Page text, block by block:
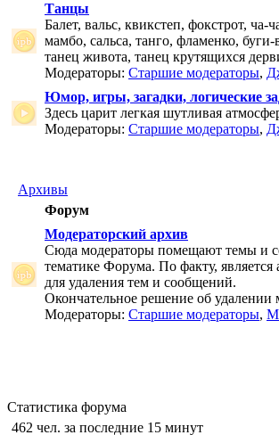
Танцы
Балет, вальс, квикстеп, фокстрот, ча-
мамбо, сальса, танго, фламенко,
танец живота, танец крутящихся
Модераторы: Старшие модераторы,
Юмор, игры, загадки, логические
Здесь царит легкая шутливая
Модераторы: Старшие модераторы,
Архивы
Форум
Модераторский архив
Сюда модераторы помещают темы и
тематике Форума. По факту,
для удаления тем и сообщений.
Окончательное решение об
Модераторы: Старшие модераторы,
Статистика форума
462 чел. за последние 15 минут